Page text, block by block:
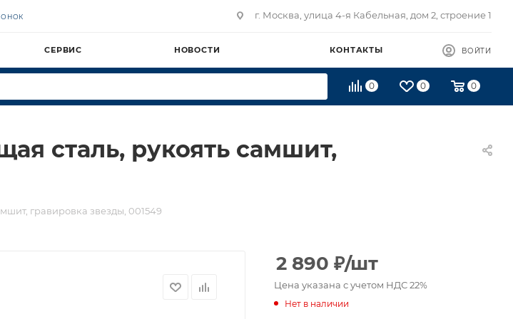
г. Москва, улица 4-я Кабельная, дом 2, строение 1
СЕРВИС НОВОСТИ КОНТАКТЫ ВОЙТИ
0 0 0
сталь, рукоять самшит,
гравировка звезды, 001549
2 890 ₽/шт
Цена указана с учетом НДС 22%
Нет в наличии